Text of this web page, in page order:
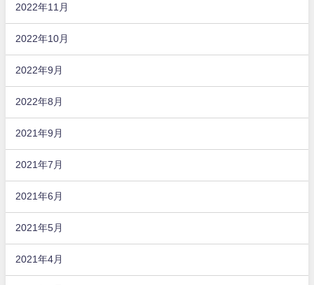
2022年11月
2022年10月
2022年9月
2022年8月
2021年9月
2021年7月
2021年6月
2021年5月
2021年4月